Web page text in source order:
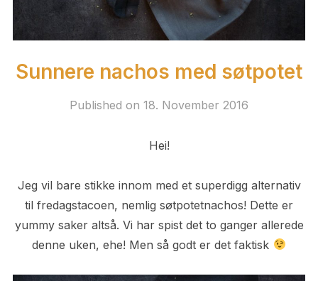
Sunnere nachos med søtpotet
Published on 18. November 2016
Hei!
Jeg vil bare stikke innom med et superdigg alternativ
til fredagstacoen, nemlig søtpotetnachos! Dette er
yummy saker altså. Vi har spist det to ganger allerede
denne uken, ehe! Men så godt er det faktisk